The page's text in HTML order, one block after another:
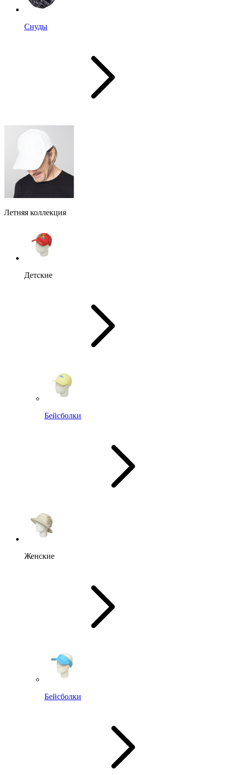
Снуды
Летняя коллекция
Детские
Бейсболки
Женские
Бейсболки